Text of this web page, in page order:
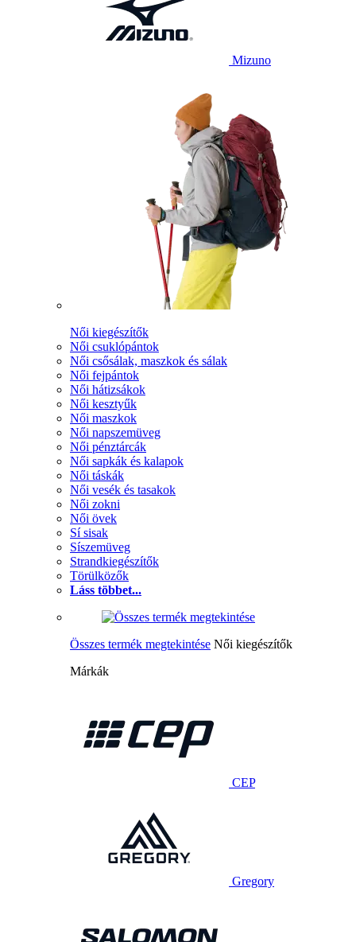
Mizuno
Női kiegészítők
Női csuklópántok
Női csősálak, maszkok és sálak
Női fejpántok
Női hátizsákok
Női kesztyűk
Női maszkok
Női napszemüveg
Női pénztárcák
Női sapkák és kalapok
Női táskák
Női vesék és tasakok
Női zokni
Női övek
Sí sisak
Síszemüveg
Strandkiegészítők
Törülközők
Láss többet...
Összes termék megtekintése Női kiegészítők
Márkák
CEP
Gregory